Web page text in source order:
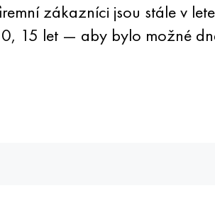
zákazníci jsou stále v
15 let — aby bylo možné